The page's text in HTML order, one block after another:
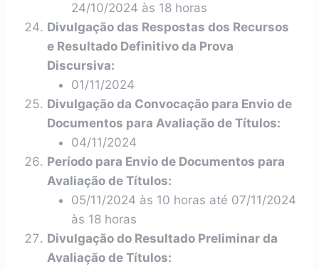
24/10/2024 às 18 horas
Divulgação das Respostas dos Recursos
e Resultado Definitivo da Prova
Discursiva:
01/11/2024
Divulgação da Convocação para Envio de
Documentos para Avaliação de Títulos:
04/11/2024
Período para Envio de Documentos para
Avaliação de Títulos:
05/11/2024 às 10 horas até 07/11/2024
às 18 horas
Divulgação do Resultado Preliminar da
Avaliação de Títulos: